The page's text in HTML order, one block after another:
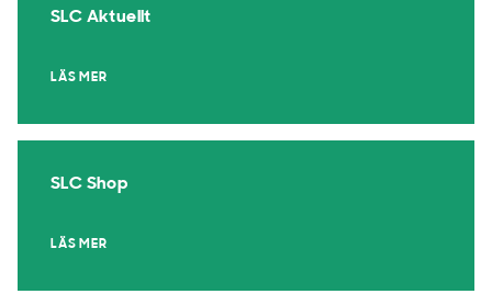
SLC Aktuellt
LÄS MER
SLC Shop
LÄS MER